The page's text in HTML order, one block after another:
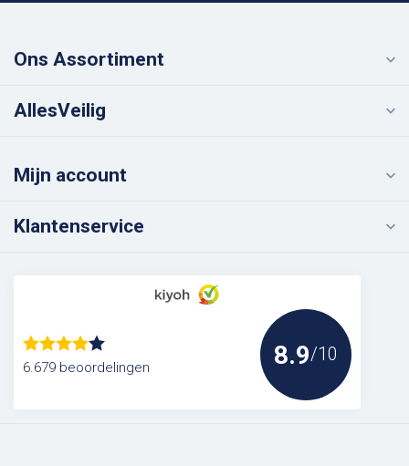
Ons Assortiment
AllesVeilig
Mijn account
Klantenservice
6.679 beoordelingen 8.9/10